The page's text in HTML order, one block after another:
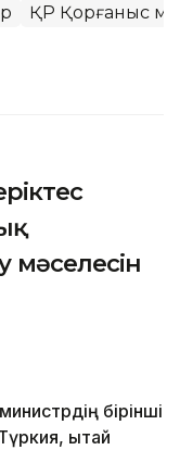
ҚР Қорғаныс
бірінші
Қытай